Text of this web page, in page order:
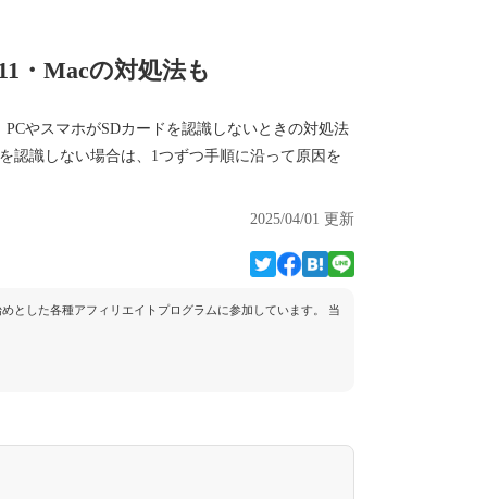
・Macの対処法も
やスマホがSDカードを認識しないときの対処法
認識しない場合は、1つずつ手順に沿って原因を
2025/04/01 更新
とした各種アフィリエイトプログラムに参加しています。 当